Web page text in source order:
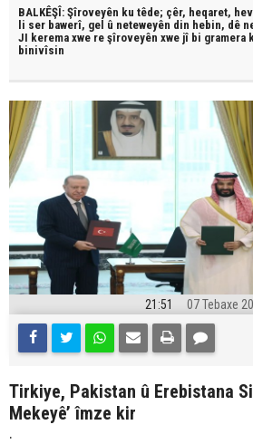
BALKÊŞÎ: Şîroveyên ku têde; çêr, heqaret,
li ser bawerî, gel û neteweyên din hebin, dê
JI kerema xwe re şîroveyên xwe jî bi gramera
binivîsin
21:51 07 Tebaxe
Tirkiye, Pakistan û Erebistana
Mekeyê’ îmze kir
.